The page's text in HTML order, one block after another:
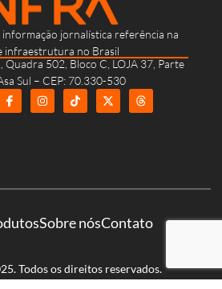
jornalística referência na
infraestrutura no Brasil
Quadra 502, Bloco C, LOJA 37, Parte
Sul – CEP: 70.330-530
Sobre nósContato
Todos os direitos reservados.